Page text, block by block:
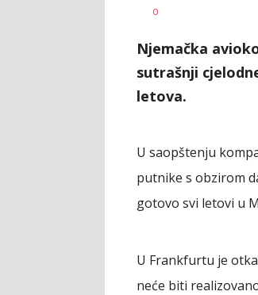
AUTOR
0
Njemačka
sutrašnji
letova.
U saopštenju
putnike s obzirom
gotovo svi letovi u
U Frankfurtu je
neće biti